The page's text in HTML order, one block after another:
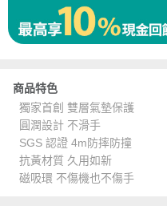
商品特色
獨家首創 雙層氣墊保護
圓潤設計 不滑手
SGS 認證 4m防摔防撞
抗黃材質 久用如新
磁吸環 不傷機也不傷手